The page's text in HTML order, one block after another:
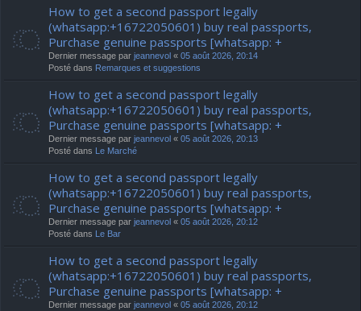
How to get a second passport legally
(whatsapp:+16722050601) buy real passports,
Purchase genuine passports [whatsapp: +
Dernier message par jeannevol « 05 août 2026, 20:14
Posté dans Remarques et suggestions
How to get a second passport legally
(whatsapp:+16722050601) buy real passports,
Purchase genuine passports [whatsapp: +
Dernier message par jeannevol « 05 août 2026, 20:13
Posté dans
Le Marché
How to get a second passport legally
(whatsapp:+16722050601) buy real passports,
Purchase genuine passports [whatsapp: +
Dernier message par jeannevol « 05 août 2026, 20:12
Posté dans
Le Bar
How to get a second passport legally
(whatsapp:+16722050601) buy real passports,
Purchase genuine passports [whatsapp: +
Dernier message par jeannevol « 05 août 2026, 20:12